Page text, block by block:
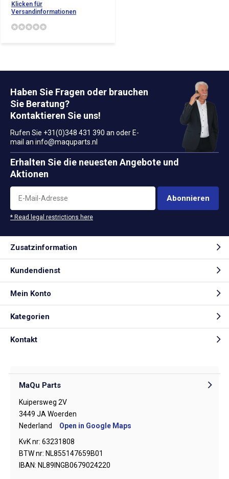
Klicken für
Versandinformationen
Haben Sie Fragen oder brauchen
Sie Beratung?
Kontaktieren Sie uns!
Rufen Sie +31(0)348 431 390 an oder E-
mail an info@maquparts.nl
Erhalten Sie die neuesten Angebote und
Aktionen
Abonnieren
* Read legal restrictions here
Zusatzinformation
Kundendienst
Mein Konto
Kategorien
Kontakt
MaQu Parts
Kuipersweg 2V
3449 JA Woerden
Nederland
Open in Google Maps
KvK nr: 63231808
BTW nr: NL855147659B01
IBAN: NL89INGB0679024220